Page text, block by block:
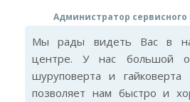
Администратор
Мы рады видеть Вас в
центре. У нас большой
шуруповерта и гайковерта
позволяет нам быстро и